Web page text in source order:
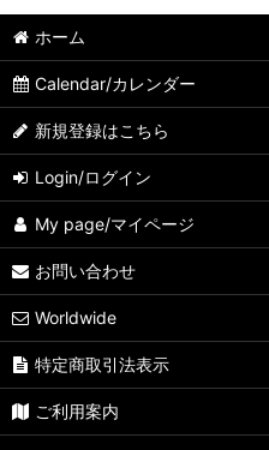
ホーム
Calendar/カレンダー
新規登録はこちら
Login/ログイン
My page/マイページ
お問い合わせ
Worldwide
特定商取引法表示
ご利用案内